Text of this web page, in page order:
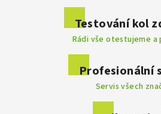
nejlehčím na trhu
Testování kol
Rádi vše otestujeme a
Profesionální
Servis všech